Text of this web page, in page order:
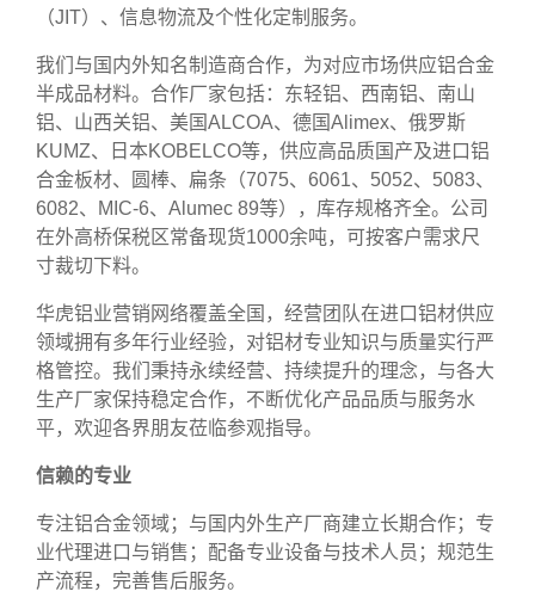
（JIT）、信息物流及个性化定制服务。
我们与国内外知名制造商合作，为对应市场供应铝合金
半成品材料。合作厂家包括：东轻铝、西南铝、南山
铝、山西关铝、美国ALCOA、德国Alimex、俄罗斯
KUMZ、日本KOBELCO等，供应高品质国产及进口铝
合金板材、圆棒、扁条（7075、6061、5052、5083、
6082、MIC‑6、Alumec 89等），库存规格齐全。公司
在外高桥保税区常备现货1000余吨，可按客户需求尺
寸裁切下料。
华虎铝业营销网络覆盖全国，经营团队在进口铝材供应
领域拥有多年行业经验，对铝材专业知识与质量实行严
格管控。我们秉持永续经营、持续提升的理念，与各大
生产厂家保持稳定合作，不断优化产品品质与服务水
平，欢迎各界朋友莅临参观指导。
信赖的专业
专注铝合金领域；与国内外生产厂商建立长期合作；专
业代理进口与销售；配备专业设备与技术人员；规范生
产流程，完善售后服务。